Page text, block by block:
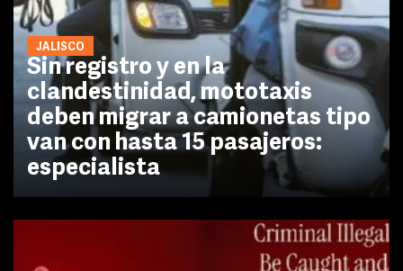
JALISCO
Sin registro y en la
clandestinidad, mototaxis
deben migrar a camionetas tipo
van con hasta 15 pasajeros:
especialista